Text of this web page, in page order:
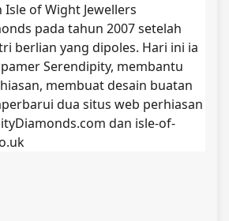
of Wight Jewellers
pada tahun 2007 setelah
berlian yang dipoles. Hari ini ia
Serendipity, membantu
membuat desain buatan
dua situs web perhiasan
dan isle-of-